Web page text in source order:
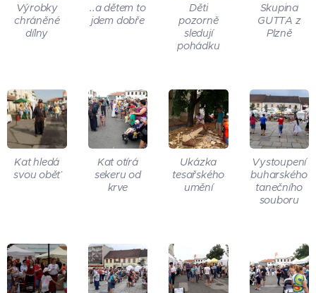
Výrobky
chráněné
dílny
..a dětem to
jdem dobře
Děti
pozorně
sledují
pohádku
Skupina
GUTTA z
Plzně
Kat hledá
svou oběť
Kat otírá
sekeru od
krve
Ukázka
tesařského
umění
Vystoupení
buharského
tanečního
souboru